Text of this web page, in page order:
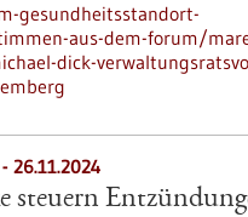
gesundheitsstandort-
aus-dem-forum/
dick-
26.11.2024
steuern